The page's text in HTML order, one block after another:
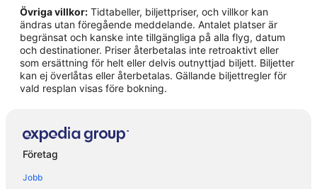
Hotell i Conscenti
Hotell i Lavagna
Hotell i Molino Nuovo
Hotell i Paggi
Hotell i Pieve Ligure
Hotell i Rapallo
Hotell i Recco
Hotell i Santa Margherita Ligure
Övriga villkor: Tidtabeller, biljettpriser, och villkor kan
ändras utan föregående meddelande. Antalet platser är
begränsat och kanske inte tillgängliga på alla flyg, datum
och destinationer. Priser återbetalas inte retroaktivt eller
som ersättning för helt eller delvis outnyttjad biljett. Biljetter
kan ej överlåtas eller återbetalas. Gällande biljettregler för
vald resplan visas före bokning.
Företag
Jobb